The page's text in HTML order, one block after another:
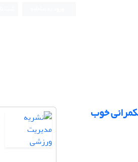
خوب